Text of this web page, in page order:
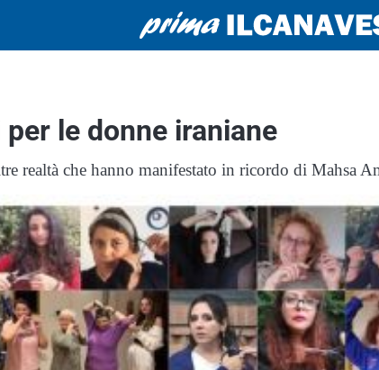
le donne iraniane
realtà che hanno manifestato in ricordo di Mahsa